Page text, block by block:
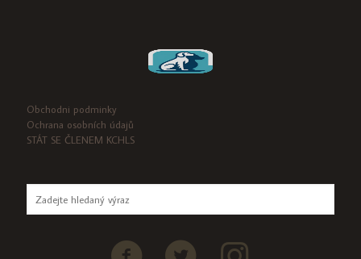
Obchodni podminky
Ochrana osobních údajů
STÁT SE ČLENEM KCHLS